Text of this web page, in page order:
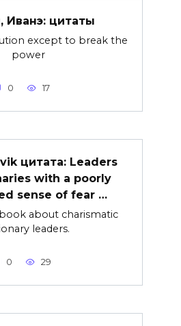
Иванэ: цитаты
except to break the
power
0 17
цитата: Leaders
with a poorly
sense of fear …
about charismatic
leaders.
0 29